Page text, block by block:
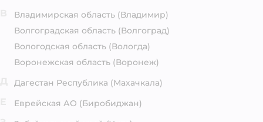
Владимирская область (Владимир)
Волгоградская область (Волгоград)
Вологодская область (Вологда)
Воронежская область (Воронеж)
Дагестан Республика (Махачкала)
Еврейская АО (Биробиджан)